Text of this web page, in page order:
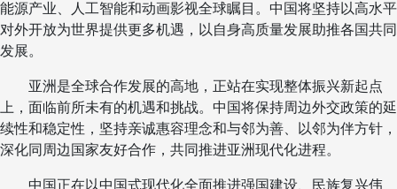
能源产业、人工智能和动画影视全球瞩目。中国将坚持以高水平
对外开放为世界提供更多机遇，以自身高质量发展助推各国共同
发展。
亚洲是全球合作发展的高地，正站在实现整体振兴新起点
上，面临前所未有的机遇和挑战。中国将保持周边外交政策的延
续性和稳定性，坚持亲诚惠容理念和与邻为善、以邻为伴方针，
深化同周边国家友好合作，共同推进亚洲现代化进程。
中国正在以中国式现代化全面推进强国建设、民族复兴伟